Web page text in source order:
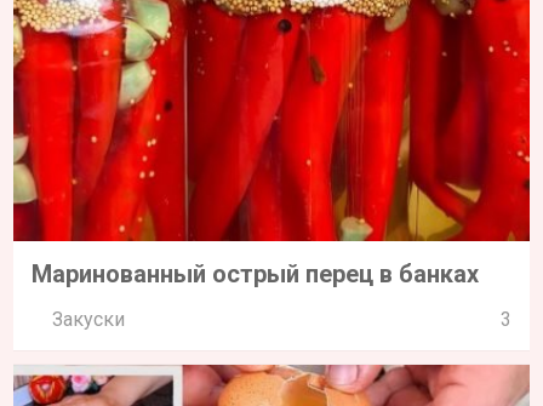
Маринованный острый перец в банках
Закуски 3